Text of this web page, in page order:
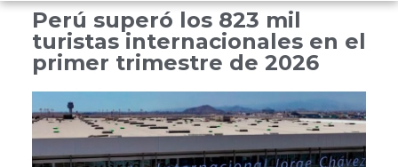
Perú superó los 823 mil
turistas internacionales en el
primer trimestre de 2026